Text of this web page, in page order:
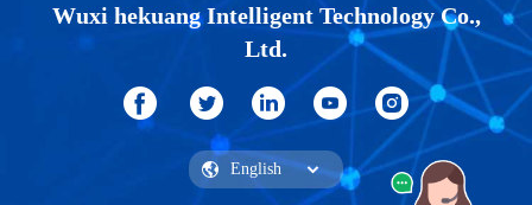
Wuxi hekuang Intelligent Technology Co.,
Ltd.